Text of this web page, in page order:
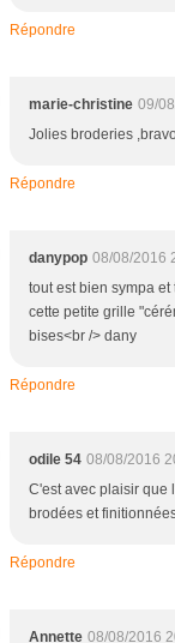
Répondre
marie-christine 09/
Jolies broderies
Répondre
danypop 08/08/2016
tout est bien sympa
cette petite grille
bises<br /> dany
Répondre
odile 54 08/08/2016
C'est avec plaisir que
brodées et
Répondre
Annette 08/08/2016